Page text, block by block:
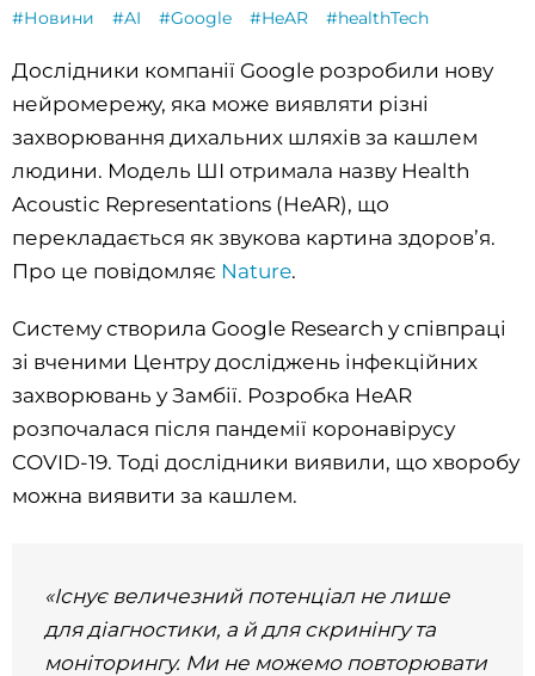
#Новини #AI #Google #HeAR #healthTech
Дослідники компанії Google розробили нову
нейромережу, яка може виявляти різні
захворювання дихальних шляхів за кашлем
людини. Модель ШІ отримала назву Health
Acoustic Representations (HeAR), що
перекладається як звукова картина здоров’я.
Про це повідомляє Nature.
Систему створила Google Research у співпраці
зі вченими Центру досліджень інфекційних
захворювань у Замбії. Розробка HeAR
розпочалася після пандемії коронавірусу
COVID-19. Тоді дослідники виявили, що хворобу
можна виявити за кашлем.
«Існує величезний потенціал не лише
для діагностики, а й для скринінгу та
моніторингу. Ми не можемо повторювати